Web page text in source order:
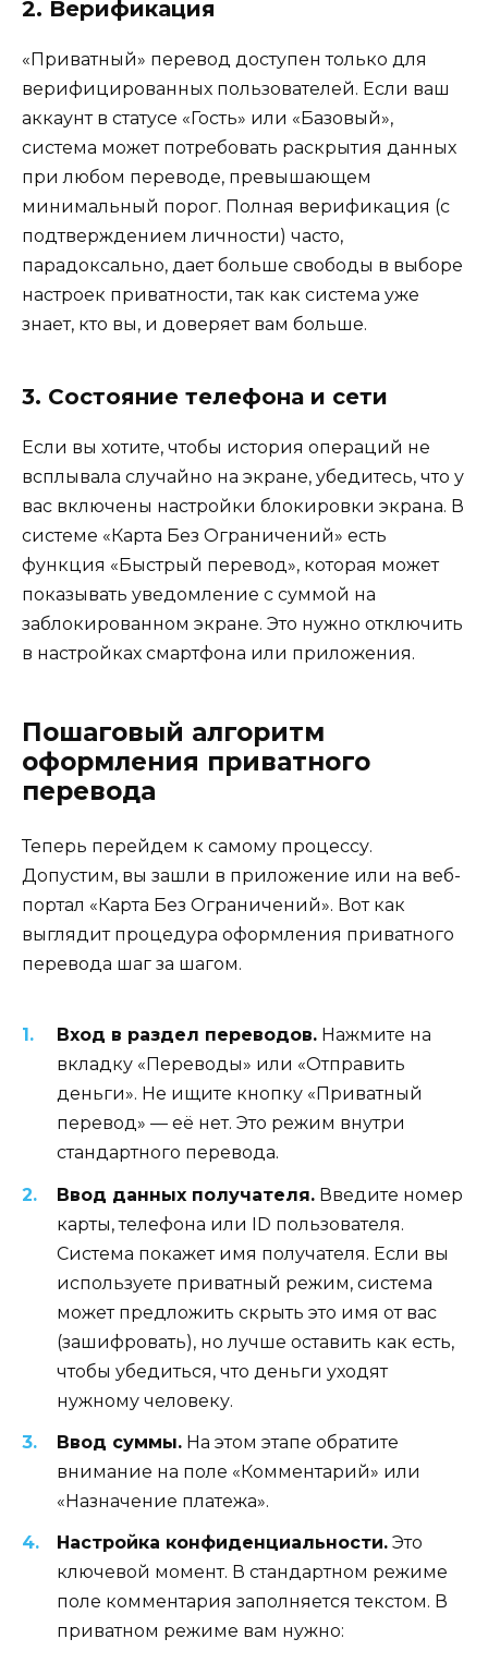
2. Верификация
«Приватный» перевод доступен только для
верифицированных пользователей. Если ваш
аккаунт в статусе «Гость» или «Базовый»,
система может потребовать раскрытия данных
при любом переводе, превышающем
минимальный порог. Полная верификация (с
подтверждением личности) часто,
парадоксально, дает больше свободы в выборе
настроек приватности, так как система уже
знает, кто вы, и доверяет вам больше.
3. Состояние телефона и сети
Если вы хотите, чтобы история операций не
всплывала случайно на экране, убедитесь, что у
вас включены настройки блокировки экрана. В
системе «Карта Без Ограничений» есть
функция «Быстрый перевод», которая может
показывать уведомление с суммой на
заблокированном экране. Это нужно отключить
в настройках смартфона или приложения.
Пошаговый алгоритм
оформления приватного
перевода
Теперь перейдем к самому процессу.
Допустим, вы зашли в приложение или на веб-
портал «Карта Без Ограничений». Вот как
выглядит процедура оформления приватного
перевода шаг за шагом.
Вход в раздел переводов. Нажмите на
вкладку «Переводы» или «Отправить
деньги». Не ищите кнопку «Приватный
перевод» — её нет. Это режим внутри
стандартного перевода.
Ввод данных получателя. Введите номер
карты, телефона или ID пользователя.
Система покажет имя получателя. Если вы
используете приватный режим, система
может предложить скрыть это имя от вас
(зашифровать), но лучше оставить как есть,
чтобы убедиться, что деньги уходят
нужному человеку.
Ввод суммы. На этом этапе обратите
внимание на поле «Комментарий» или
«Назначение платежа».
Настройка конфиденциальности. Это
ключевой момент. В стандартном режиме
поле комментария заполняется текстом. В
приватном режиме вам нужно: